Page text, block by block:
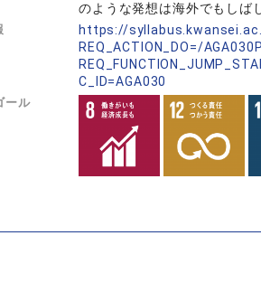
のような発想は海外でもしば
https://
REQ_ACTION_DO=/
C_ID=AGA030
ール